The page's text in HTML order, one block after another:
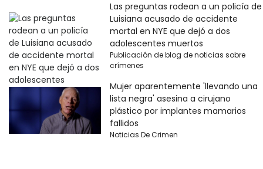
Las preguntas rodean a un policía de
Luisiana acusado de accidente
mortal en NYE que dejó a dos
adolescentes muertos
Publicación de blog de noticias sobre
crímenes
Mujer aparentemente 'llevando una
lista negra' asesina a cirujano
plástico por implantes mamarios
fallidos
Noticias De Crimen